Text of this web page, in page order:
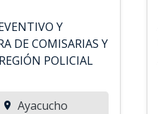
Y
DE COMISARIAS Y
POLICIAL
Ayacucho